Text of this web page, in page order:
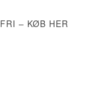
– KØB HER